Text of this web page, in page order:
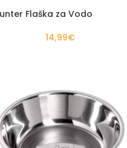
Flaška za Vodo
14,99€